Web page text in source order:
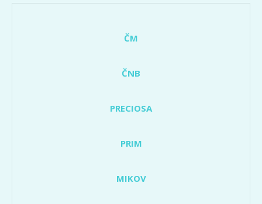
ČM
ČNB
PRECIOSA
PRIM
MIKOV